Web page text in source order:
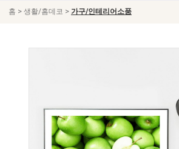
홈 > 생활/홈데코 > 가구/인테리어소품